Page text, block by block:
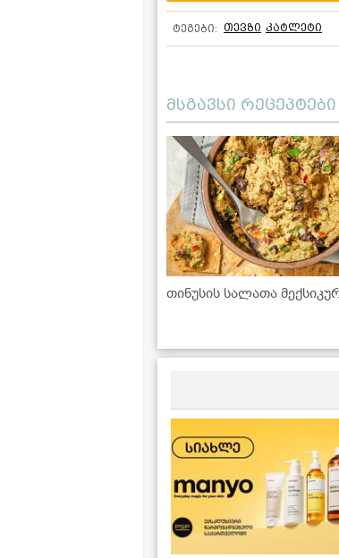
ტეგები: თევზი კატლეტი
მსგავსი რეცეპტები
თინუსის სალათა